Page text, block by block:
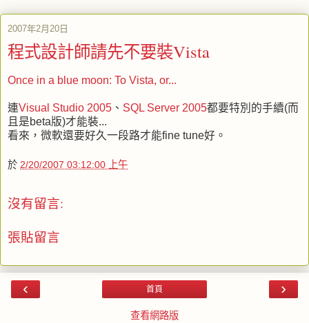
2007年2月20日
程式設計師請先不要裝Vista
Once in a blue moon: To Vista, or...
連Visual Studio 2005 、 SQL Server 2005都要特別的手續(而
且是beta版)才能裝...
看來，微軟還要好久一段路才能fine tune好。
於 2/20/2007 03:12:00 上午
沒有留言:
張貼留言
‹ ›
首頁
查看網路版